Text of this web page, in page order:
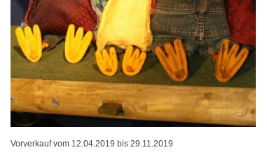
Vorverkauf vom 12.04.2019 bis 29.11.2019